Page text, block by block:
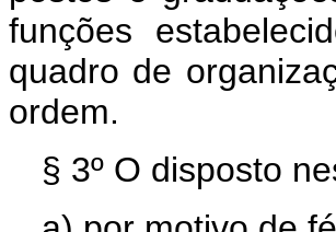
funções
quadro de
ordem.
§ 3º O disposto